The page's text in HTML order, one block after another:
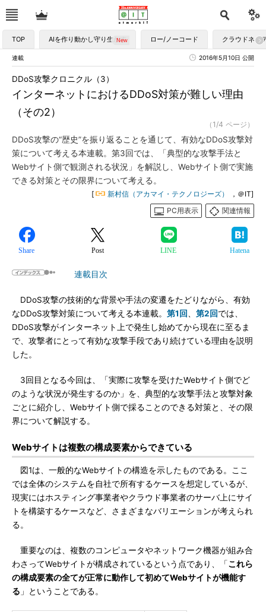
TOP AIを作り動かし守り生かす ロー/ノーコード クラウドネイ
連載 2016年5月10日 公開
インターネットにおけるDDoS対策が難しい理由
（その2）
DDoS攻撃クロニクル（3）
（1/4 ページ）
DDoS攻撃の“歴史”を振り返ることを通じて、有効なDDoS攻撃対
策について考える本連載。第3回では、「典型的な攻撃手法と
Webサイト側で観測される状況」を解説し、Webサイト側で実施
できる対策とその限界について考える。
[ 新村信（アカマイ・テクノロジーズ）
，＠IT]
PC用表示
関連情報
Share Post LINE Hatena
連載目次
DDoS攻撃の技術的な背景や手法の変遷をたどりながら、有効
なDDoS攻撃対策について考える本連載。 第1回 第2回では、
DDoS攻撃がインターネット上で発生し始めてから現在に至るま
で、攻撃者にとって有効な攻撃手段であり続けている理由を説明
した。
3回目となる今回は、「実際に攻撃を受けたWebサイト側でど
のような状況が発生するのか」を、典型的な攻撃手法と攻撃対象
ごとに紹介し、Webサイト側で採ることのできる対策と、その限
界について解説する。
Webサイトは複数の構成要素からできている
図1は、一般的なWebサイトの構造を示したものである。ここ
では全体のシステムを自社で所有するケースを想定しているが、
現実にはホスティング事業者やクラウド事業者のサーバ上にサイ
トを構築するケースなど、さまざまなバリエーションが考えられ
る。
重要なのは、複数のコンピュータやネットワーク機器が組み合
わさってWebサイトが構成されているという点であり、「これら
の構成要素の全てが正常に動作して初めてWebサイトが機能す
る 」ということである。